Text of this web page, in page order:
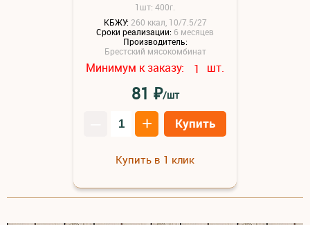
1шт: 400г.
КБЖУ: 260 ккал, 10/7.5/27
Сроки реализации: 6 месяцев
Производитель:
Брестский мясокомбинат
Минимум к заказу: 1 шт.
81 ₽/шт
+ Купить
Купить в 1 клик